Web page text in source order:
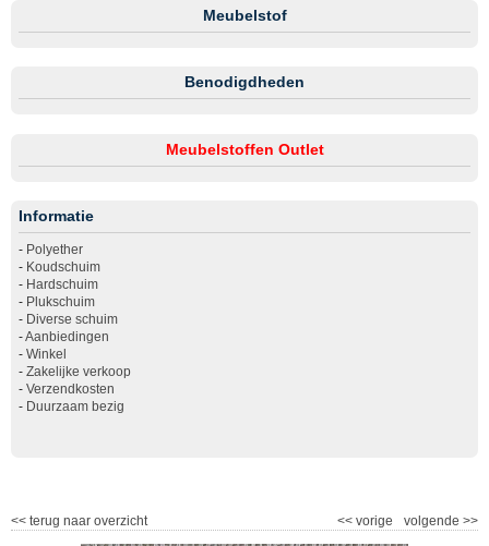
Meubelstof
Benodigdheden
Meubelstoffen Outlet
Informatie
- Polyether
- Koudschuim
- Hardschuim
- Plukschuim
- Diverse schuim
-Aanbiedingen
- Winkel
- Zakelijke verkoop
- Verzendkosten
- Duurzaam bezig
<< terug naar overzicht volgende >>
<< vorige